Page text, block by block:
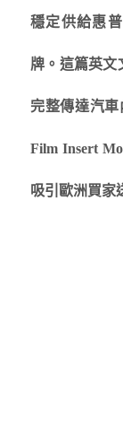
穩定供給惠
牌。這篇英文
完整傳達汽
Film Insert
吸引歐洲買家